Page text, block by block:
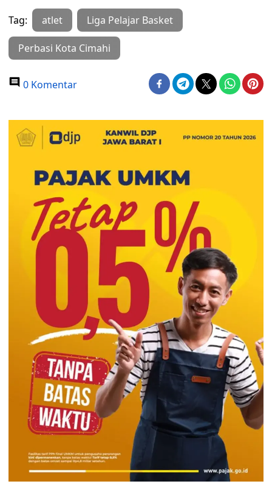
Tag: atlet Liga Pelajar Basket
Perbasi Kota Cimahi
0 Komentar